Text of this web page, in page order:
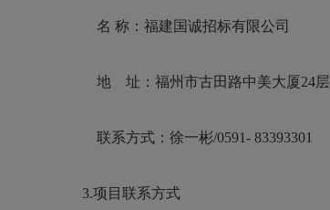
名 称：福建国诚招标有限公司
地 址：福州市古田路中美大厦24层
联系方式：徐一彬/0591- 83393301
3.项目联系方式